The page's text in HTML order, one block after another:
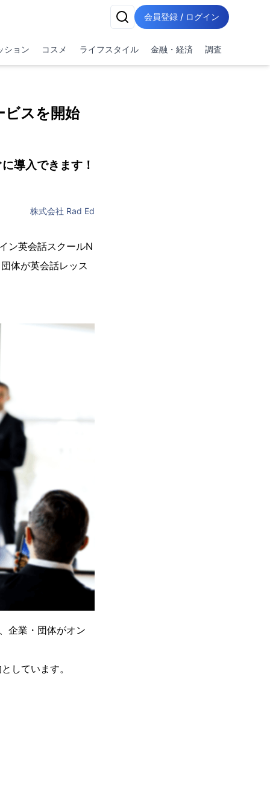
会員登録 / ログイン
ション コスメ ライフスタイル 金融・経済 調査
ビスを開始
導入できます！
株式会社 Rad Ed
ン英会話スクールN
体が英会話レッス
企業・団体がオン
しています。